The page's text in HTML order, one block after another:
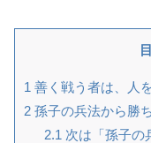
1 善く戦う者は、人
2 孫子の兵法から勝
2.1 次は「孫子の